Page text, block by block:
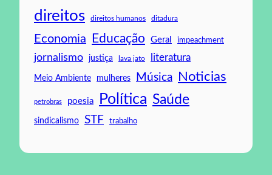
direitos direitos humanos ditadura
Economia Educação Geral impeachment
jornalismo justiça lava jato literatura
Meio Ambiente mulheres Música Noticias
petrobras poesia Política Saúde
sindicalismo STF trabalho